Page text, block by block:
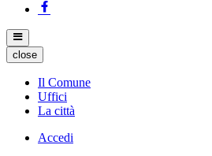
close
Il Comune
Uffici
La città
Accedi